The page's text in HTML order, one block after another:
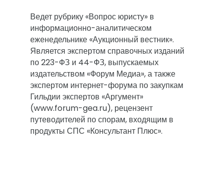
Ведет рубрику «Вопрос юристу» в
информационно-аналитическом
еженедельнике «Аукционный вестник».
Является экспертом справочных изданий
по 223-ФЗ и 44-ФЗ, выпускаемых
издательством «Форум Медиа», а также
экспертом интернет-форума по закупкам
Гильдии экспертов «Аргумент»
(www.forum-gea.ru), рецензент
путеводителей по спорам, входящим в